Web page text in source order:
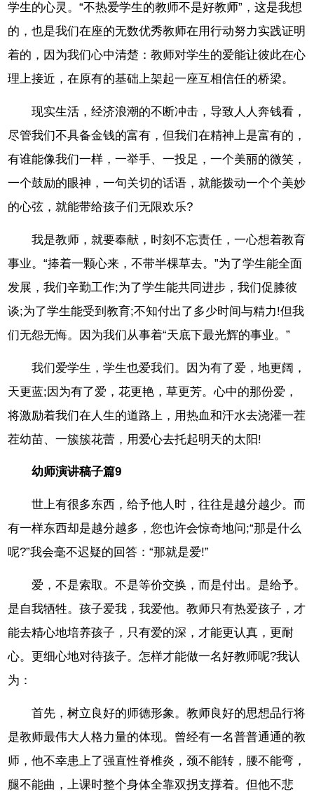
学生的心灵。“不热爱学生的教师不是好教师”，这是我想
的，也是我们在座的无数优秀教师在用行动努力实践证明
着的，因为我们心中清楚：教师对学生的爱能让彼此在心
理上接近，在原有的基础上架起一座互相信任的桥梁。
现实生活，经济浪潮的不断冲击，导致人人奔钱看，
尽管我们不具备金钱的富有，但我们在精神上是富有的，
有谁能像我们一样，一举手、一投足，一个美丽的微笑，
一个鼓励的眼神，一句关切的话语，就能拨动一个个美妙
的心弦，就能带给孩子们无限欢乐?
我是教师，就要奉献，时刻不忘责任，一心想着教育
事业。“捧着一颗心来，不带半棵草去。”为了学生能全面
发展，我们辛勤工作;为了学生能共同进步，我们促膝彼
谈;为了学生能受到教育;不知付出了多少时间与精力!但我
们无怨无悔。因为我们从事着“天底下最光辉的事业。”
我们爱学生，学生也爱我们。因为有了爱，地更阔，
天更蓝;因为有了爱，花更艳，草更芳。心中的那份爱，
将激励着我们在人生的道路上，用热血和汗水去浇灌一茬
茬幼苗、一簇簇花蕾，用爱心去托起明天的太阳!
幼师演讲稿子篇9
世上有很多东西，给予他人时，往往是越分越少。而
有一样东西却是越分越多，您也许会惊奇地问;“那是什么
呢?”我会毫不迟疑的回答：“那就是爱!”
爱，不是索取。不是等价交换，而是付出。是给予。
是自我牺牲。孩子爱我，我爱他。教师只有热爱孩子，才
能去精心地培养孩子，只有爱的深，才能更认真，更耐
心。更细心地对待孩子。怎样才能做一名好教师呢?我认
为：
首先，树立良好的师德形象。教师良好的思想品行将
是教师最伟大人格力量的体现。曾经有一名普普通通的教
师，他不幸患上了强直性脊椎炎，颈不能转，腰不能弯，
腿不能曲，上课时整个身体全靠双拐支撑着。但他不悲